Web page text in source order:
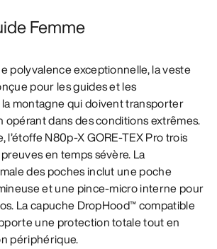
Femme
polyvalence exceptionnelle, la veste
pour les guides et les
montagne qui doivent transporter
opérant dans des conditions extrêmes.
l’étoffe N80p-X GORE-TEX Pro trois
en temps sévère. La
des poches inclut une poche
et une pince-micro interne pour
La capuche DropHood™ compatible
une protection totale tout en
périphérique.